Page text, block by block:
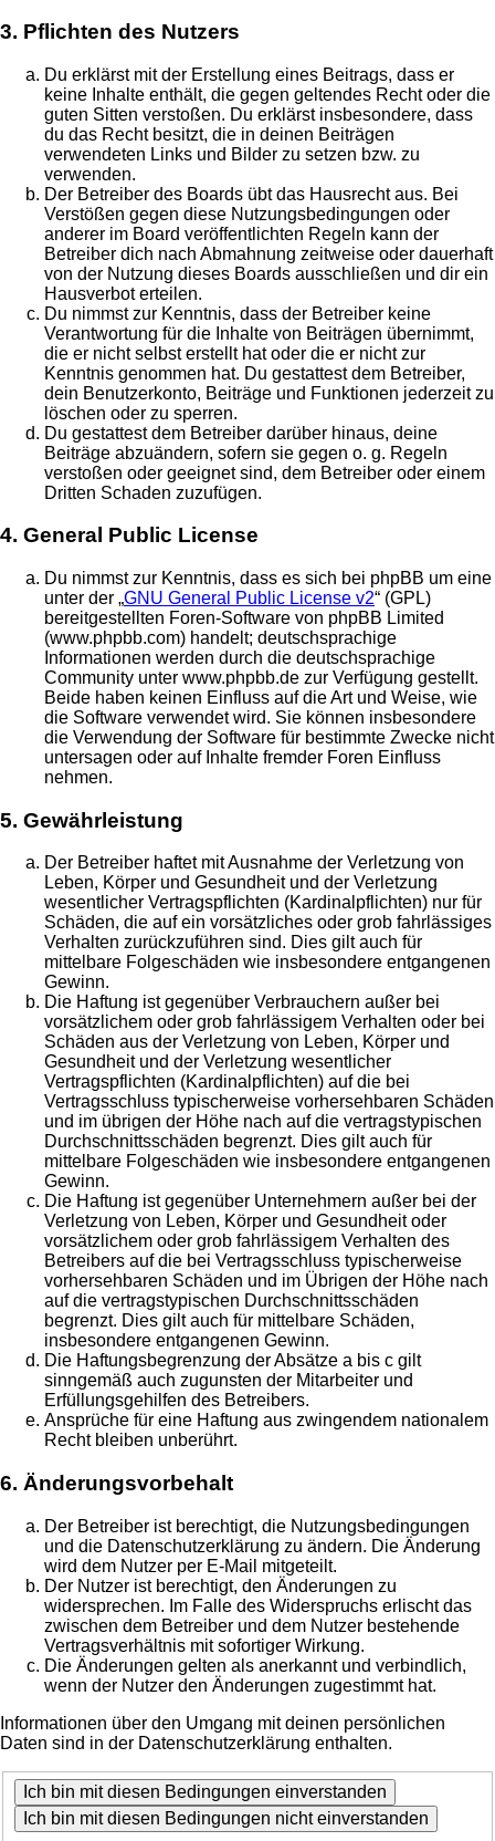
3. Pflichten des Nutzers
Du erklärst mit der Erstellung eines Beitrags, dass er
keine Inhalte enthält, die gegen geltendes Recht oder die
guten Sitten verstoßen. Du erklärst insbesondere, dass
du das Recht besitzt, die in deinen Beiträgen
verwendeten Links und Bilder zu setzen bzw. zu
verwenden.
Der Betreiber des Boards übt das Hausrecht aus. Bei
Verstößen gegen diese Nutzungsbedingungen oder
anderer im Board veröffentlichten Regeln kann der
Betreiber dich nach Abmahnung zeitweise oder dauerhaft
von der Nutzung dieses Boards ausschließen und dir ein
Hausverbot erteilen.
Du nimmst zur Kenntnis, dass der Betreiber keine
Verantwortung für die Inhalte von Beiträgen übernimmt,
die er nicht selbst erstellt hat oder die er nicht zur
Kenntnis genommen hat. Du gestattest dem Betreiber,
dein Benutzerkonto, Beiträge und Funktionen jederzeit zu
löschen oder zu sperren.
Du gestattest dem Betreiber darüber hinaus, deine
Beiträge abzuändern, sofern sie gegen o. g. Regeln
verstoßen oder geeignet sind, dem Betreiber oder einem
Dritten Schaden zuzufügen.
4. General Public License
Du nimmst zur Kenntnis, dass es sich bei phpBB um eine
unter der „GNU General Public License v2“ (GPL)
bereitgestellten Foren-Software von phpBB Limited
(www.phpbb.com) handelt; deutschsprachige
Informationen werden durch die deutschsprachige
Community unter www.phpbb.de zur Verfügung gestellt.
Beide haben keinen Einfluss auf die Art und Weise, wie
die Software verwendet wird. Sie können insbesondere
die Verwendung der Software für bestimmte Zwecke nicht
untersagen oder auf Inhalte fremder Foren Einfluss
nehmen.
5. Gewährleistung
Der Betreiber haftet mit Ausnahme der Verletzung von
Leben, Körper und Gesundheit und der Verletzung
wesentlicher Vertragspflichten (Kardinalpflichten) nur für
Schäden, die auf ein vorsätzliches oder grob fahrlässiges
Verhalten zurückzuführen sind. Dies gilt auch für
mittelbare Folgeschäden wie insbesondere entgangenen
Gewinn.
Die Haftung ist gegenüber Verbrauchern außer bei
vorsätzlichem oder grob fahrlässigem Verhalten oder bei
Schäden aus der Verletzung von Leben, Körper und
Gesundheit und der Verletzung wesentlicher
Vertragspflichten (Kardinalpflichten) auf die bei
Vertragsschluss typischerweise vorhersehbaren Schäden
und im übrigen der Höhe nach auf die vertragstypischen
Durchschnittsschäden begrenzt. Dies gilt auch für
mittelbare Folgeschäden wie insbesondere entgangenen
Gewinn.
Die Haftung ist gegenüber Unternehmern außer bei der
Verletzung von Leben, Körper und Gesundheit oder
vorsätzlichem oder grob fahrlässigem Verhalten des
Betreibers auf die bei Vertragsschluss typischerweise
vorhersehbaren Schäden und im Übrigen der Höhe nach
auf die vertragstypischen Durchschnittsschäden
begrenzt. Dies gilt auch für mittelbare Schäden,
insbesondere entgangenen Gewinn.
Die Haftungsbegrenzung der Absätze a bis c gilt
sinngemäß auch zugunsten der Mitarbeiter und
Erfüllungsgehilfen des Betreibers.
Ansprüche für eine Haftung aus zwingendem nationalem
Recht bleiben unberührt.
6. Änderungsvorbehalt
Der Betreiber ist berechtigt, die Nutzungsbedingungen
und die Datenschutzerklärung zu ändern. Die Änderung
wird dem Nutzer per E-Mail mitgeteilt.
Der Nutzer ist berechtigt, den Änderungen zu
widersprechen. Im Falle des Widerspruchs erlischt das
zwischen dem Betreiber und dem Nutzer bestehende
Vertragsverhältnis mit sofortiger Wirkung.
Die Änderungen gelten als anerkannt und verbindlich,
wenn der Nutzer den Änderungen zugestimmt hat.
Informationen über den Umgang mit deinen persönlichen
Daten sind in der Datenschutzerklärung enthalten.